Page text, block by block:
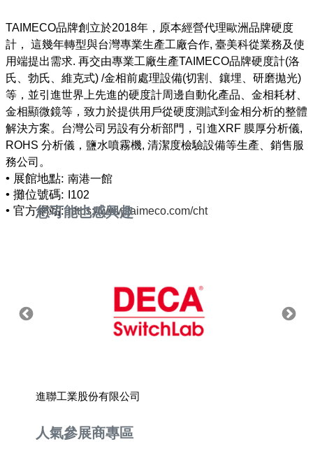
TAIMECO品牌創立於2018年，原本經營代理歐洲品牌硬度
計， 這幾年轉型與台灣專業生產工廠合作, 臺美科從業務及使
用端提出需求. 再交由專業工廠生產TAIMECO品牌硬度計(洛
氏、勃氏、維克式) /金相前處理設備(切割、鑲埋、研磨拋光)
等，並引進世界上先進的硬度計周邊自動化產品、金相耗材、
金相顯微鏡等，致力於提供用戶從硬度測試到金相分析的整體
解決方案。台灣公司另設有分析部門，引進XRF 膜厚分析儀,
ROHS 分析儀，鹽水噴霧機, 清潔度檢驗設備等生產、銷售服
• 展館地點: 南港一館
• 攤位號碼: I102
• 官方網站:https://www.taimeco.com/cht
您可能也感興趣
進聯工業股份有限公司
人氣參展商專區